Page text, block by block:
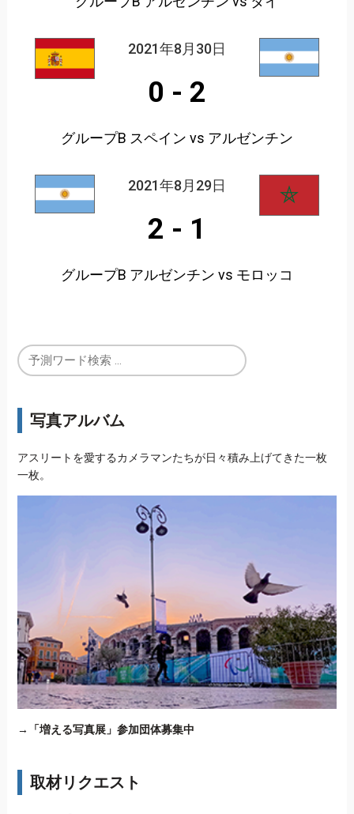
2021年8月30日
0 - 2
グループB スペイン vs アルゼンチン
2021年8月29日
2 - 1
グループB アルゼンチン vs モロッコ
写真アルバム
アスリートを愛するカメラマンたちが日々積み上げてきた一枚
一枚。
→ 「増える写真展」参加団体募集中
取材リクエスト